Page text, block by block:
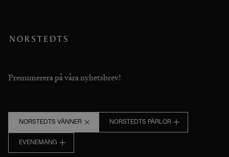
Prenumerera på våra nyhetsbrev!
NORSTEDTS VÄNNER NORSTEDTS PÄRLOR
EVENEMANG